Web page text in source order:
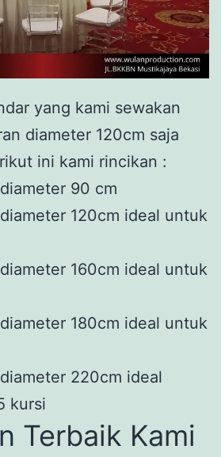
yang kami sewakan
diameter 120cm saja
ini kami rincikan :
90 cm
120cm ideal untuk
160cm ideal untuk
180cm ideal untuk
220cm ideal
kursi
Terbaik Kami